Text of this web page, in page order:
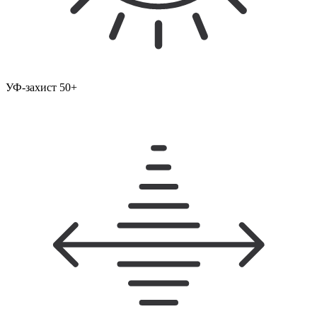
УФ-захист 50+